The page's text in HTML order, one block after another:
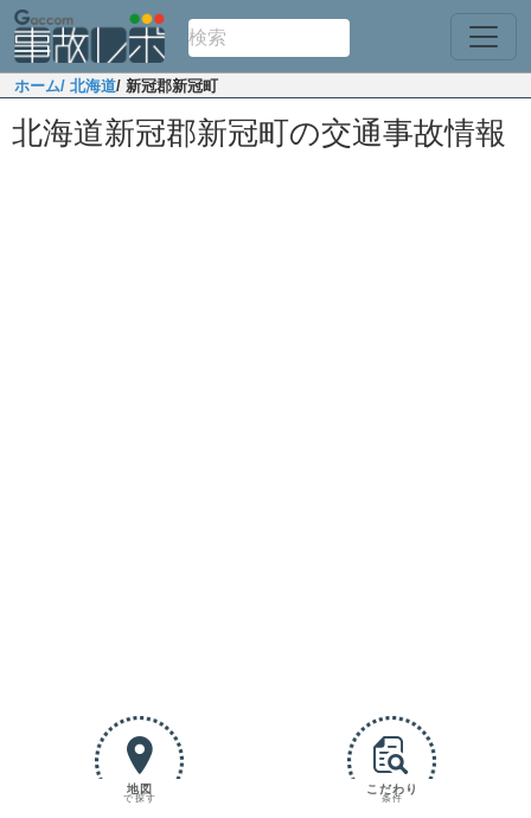
ホーム/ 北海道/ 新冠郡新冠町
北海道新冠郡新冠町の交通事故情報
地図
で探す
こだわり
条件